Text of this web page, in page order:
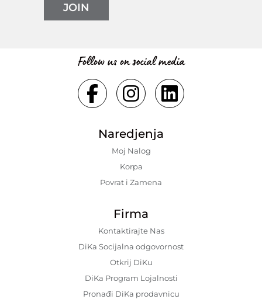
JOIN
Follow us on social media
Naredjenja
Moj Nalog
Korpa
Povrat i Zamena
Firma
Kontaktirajte Nas
DiKa Socijalna odgovornost
Otkrij DiKu
DiKa Program Lojalnosti
Pronađi DiKa prodavnicu